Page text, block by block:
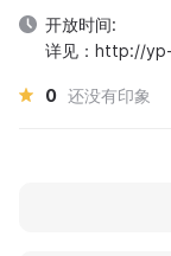
开放时间:
详见：http://
0 还没有印象